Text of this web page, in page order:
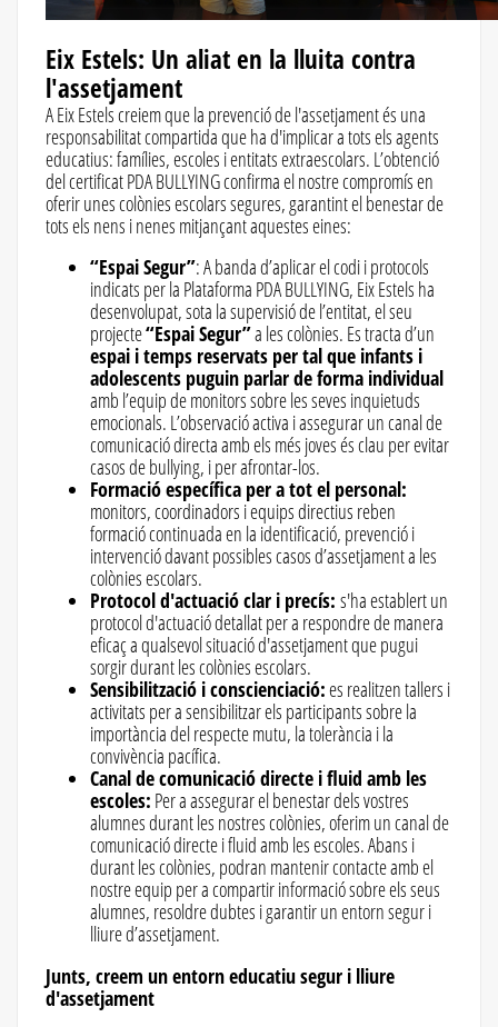
Eix Estels: Un aliat en la lluita contra
l'assetjament
A Eix Estels creiem que la prevenció de l'assetjament és una
responsabilitat compartida que ha d'implicar a tots els agents
educatius: famílies, escoles i entitats extraescolars. L’obtenció
del certificat PDA BULLYING confirma el nostre compromís en
oferir unes colònies escolars segures, garantint el benestar de
tots els nens i nenes mitjançant aquestes eines:
“Espai Segur”: A banda d’aplicar el codi i protocols
indicats per la Plataforma PDA BULLYING, Eix Estels ha
desenvolupat, sota la supervisió de l’entitat, el seu
projecte“Espai Segur”a les colònies. Es tracta d’un
espai i temps reservats per tal que infants i
adolescents puguin parlar de forma individual
amb l’equip de monitors sobre les seves inquietuds
emocionals. L’observació activa i assegurar un canal de
comunicació directa amb els més joves és clau per evitar
casos de bullying, i per afrontar-los.
Formació específica per a tot el personal:
monitors, coordinadors i equips directius reben
formació continuada en la identificació, prevenció i
intervenció davant possibles casos d’assetjament a les
colònies escolars.
Protocol d'actuació clar i precís: s'ha establert un
protocol d'actuació detallat per a respondre de manera
eficaç a qualsevol situació d'assetjament que pugui
sorgir durant les colònies escolars.
Sensibilització i conscienciació:es realitzen tallers i
activitats per a sensibilitzar els participants sobre la
importància del respecte mutu, la tolerància i la
convivència pacífica.
Canal de comunicació directe i fluid amb les
escoles: Per a assegurar el benestar dels vostres
alumnes durant les nostres colònies, oferim un canal de
comunicació directe i fluid amb les escoles. Abans i
durant les colònies, podran mantenir contacte amb el
nostre equip per a compartir informació sobre els seus
alumnes, resoldre dubtes i garantir un entorn segur i
lliure d’assetjament.
Junts, creem un entorn educatiu segur i lliure
d'assetjament